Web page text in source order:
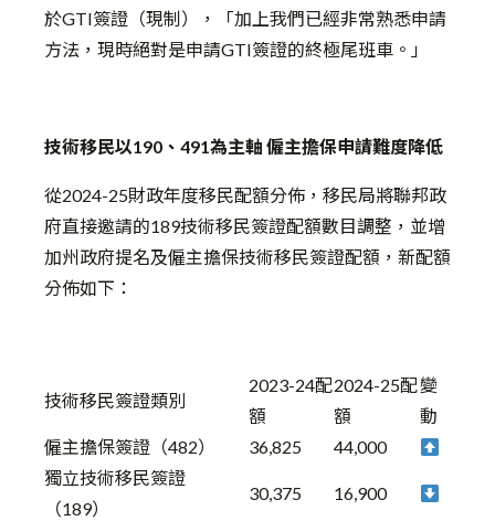
於GTI簽證（現制），「加上我們已經非常熟悉申請
方法，現時絕對是申請GTI簽證的終極尾班車。」
技術移民以190、491為主軸 僱主擔保申請難度降低
從2024-25財政年度移民配額分佈，移民局將聯邦政
府直接邀請的189技術移民簽證配額數目調整，並增
加州政府提名及僱主擔保技術移民簽證配額，新配額
分佈如下：
技術移民簽證類別
2023-24配
額
2024-25配
額
變
動
僱主擔保簽證（482）
36,825
44,000
獨立技術移民簽證
（189）
30,375 16,900